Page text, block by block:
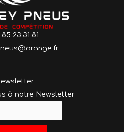
23 31 81
à notre Newsletter